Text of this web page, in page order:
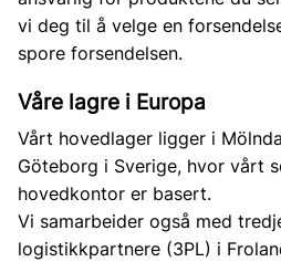
vi deg til å velge en
spore forsendelsen.
Våre lagre i Europa
Vårt hovedlager ligger i
Göteborg i Sverige, hvor vårt
hovedkontor er basert.
Vi samarbeider også med
logistikkpartnere (3PL) i